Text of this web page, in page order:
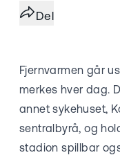
Del
Fjernvarmen går
merkes hver dag.
annet sykehuset,
sentralbyrå, og
stadion spillbar